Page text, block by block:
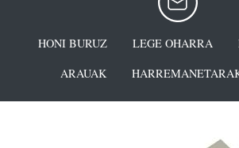
HONI BURUZ LEGE OHARRA
ARAUAK